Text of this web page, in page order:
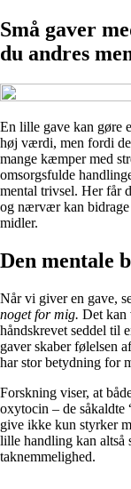
Små gaver
du andres
En lille gave kan gøre
høj værdi, men fordi
mange kæmper med
omsorgsfulde
mental trivsel. Her får
og nærvær kan
midler.
Den mentale
Når vi giver en gave,
noget for mig. Det kan
håndskrevet seddel til
gaver skaber følelsen
har stor betydning for
Forskning viser, at
oxytocin – de såkaldte
give ikke kun styrker
lille handling kan altså
taknemmelighed.